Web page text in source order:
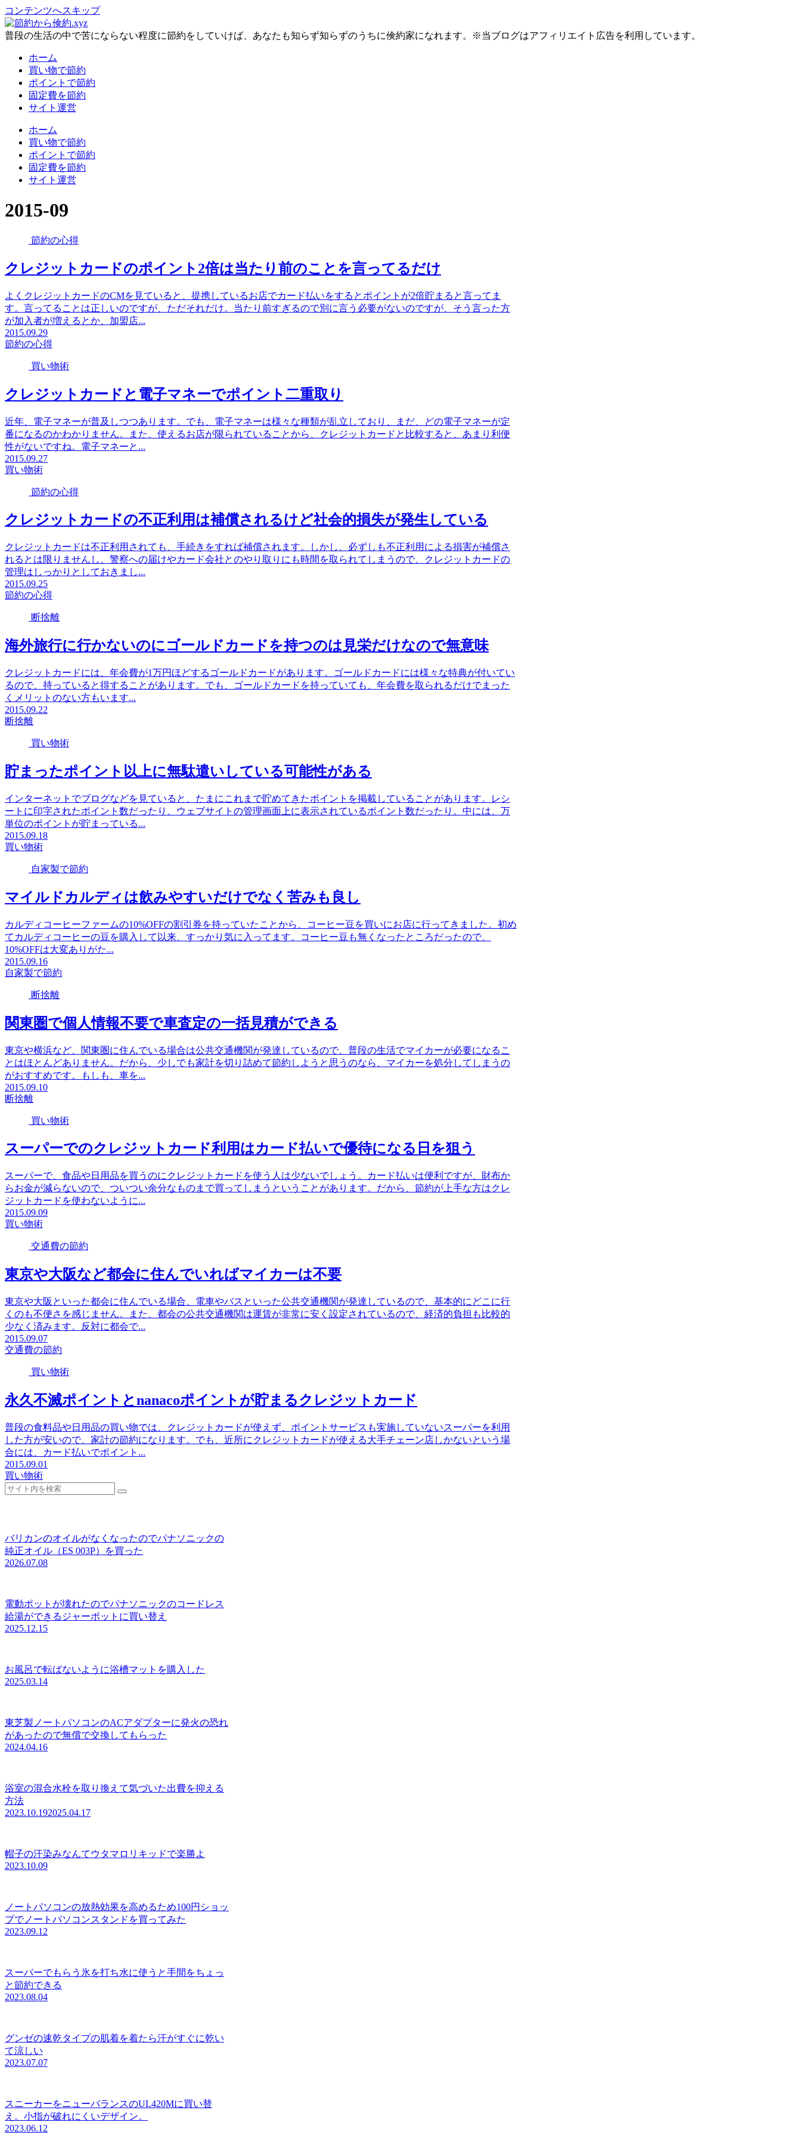
コンテンツへスキップ
普段の生活の中で苦にならない程度に節約をしていけば、あなたも知らず知らずのうちに倹約家になれます。※当ブログはアフィリエイト広告を利用しています。
ホーム
買い物で節約
ポイントで節約
固定費を節約
サイト運営
ホーム
買い物で節約
ポイントで節約
固定費を節約
サイト運営
2015-09
節約の心得
クレジットカードのポイント2倍は当たり前のことを言ってるだけ
よくクレジットカードのCMを見ていると、提携しているお店でカード払いをするとポイントが2倍貯まると言ってま
す。言ってることは正しいのですが、ただそれだけ。当たり前すぎるので別に言う必要がないのですが、そう言った方
が加入者が増えるとか、加盟店...
2015.09.29
節約の心得
買い物術
クレジットカードと電子マネーでポイント二重取り
近年、電子マネーが普及しつつあります。でも、電子マネーは様々な種類が乱立しており、まだ、どの電子マネーが定
番になるのかわかりません。また、使えるお店が限られていることから、クレジットカードと比較すると、あまり利便
性がないですね。電子マネーと...
2015.09.27
買い物術
節約の心得
クレジットカードの不正利用は補償されるけど社会的損失が発生している
クレジットカードは不正利用されても、手続きをすれば補償されます。しかし、必ずしも不正利用による損害が補償さ
れるとは限りませんし、警察への届けやカード会社とのやり取りにも時間を取られてしまうので、クレジットカードの
管理はしっかりとしておきまし...
2015.09.25
節約の心得
断捨離
海外旅行に行かないのにゴールドカードを持つのは見栄だけなので無意味
クレジットカードには、年会費が1万円ほどするゴールドカードがあります。ゴールドカードには様々な特典が付いてい
るので、持っていると得することがあります。でも、ゴールドカードを持っていても、年会費を取られるだけでまった
くメリットのない方もいます...
2015.09.22
断捨離
買い物術
貯まったポイント以上に無駄遣いしている可能性がある
インターネットでブログなどを見ていると、たまにこれまで貯めてきたポイントを掲載していることがあります。レシ
ートに印字されたポイント数だったり、ウェブサイトの管理画面上に表示されているポイント数だったり。中には、万
単位のポイントが貯まっている...
2015.09.18
買い物術
自家製で節約
マイルドカルディは飲みやすいだけでなく苦みも良し
カルディコーヒーファームの10%OFFの割引券を持っていたことから、コーヒー豆を買いにお店に行ってきました。初め
てカルディコーヒーの豆を購入して以来、すっかり気に入ってます。コーヒー豆も無くなったところだったので、
10%OFFは大変ありがた...
2015.09.16
自家製で節約
断捨離
関東圏で個人情報不要で車査定の一括見積ができる
東京や横浜など、関東圏に住んでいる場合は公共交通機関が発達しているので、普段の生活でマイカーが必要になるこ
とはほとんどありません。だから、少しでも家計を切り詰めて節約しようと思うのなら、マイカーを処分してしまうの
がおすすめです。もしも、車を...
2015.09.10
断捨離
買い物術
スーパーでのクレジットカード利用はカード払いで優待になる日を狙う
スーパーで、食品や日用品を買うのにクレジットカードを使う人は少ないでしょう。カード払いは便利ですが、財布か
らお金が減らないので、ついつい余分なものまで買ってしまうということがあります。だから、節約が上手な方はクレ
ジットカードを使わないように...
2015.09.09
買い物術
交通費の節約
東京や大阪など都会に住んでいればマイカーは不要
東京や大阪といった都会に住んでいる場合、電車やバスといった公共交通機関が発達しているので、基本的にどこに行
くのも不便さを感じません。また、都会の公共交通機関は運賃が非常に安く設定されているので、経済的負担も比較的
少なく済みます。反対に都会で...
2015.09.07
交通費の節約
買い物術
永久不滅ポイントとnanacoポイントが貯まるクレジットカード
普段の食料品や日用品の買い物では、クレジットカードが使えず、ポイントサービスも実施していないスーパーを利用
した方が安いので、家計の節約になります。でも、近所にクレジットカードが使える大手チェーン店しかないという場
合には、カード払いでポイント...
2015.09.01
買い物術
バリカンのオイルがなくなったのでパナソニックの
純正オイル（ES 003P）を買った
2026.07.08
電動ポットが壊れたのでパナソニックのコードレス
給湯ができるジャーポットに買い替え
2025.12.15
お風呂で転ばないように浴槽マットを購入した
2025.03.14
東芝製ノートパソコンのACアダプターに発火の恐れ
があったので無償で交換してもらった
2024.04.16
浴室の混合水栓を取り換えて気づいた出費を抑える
方法
2023.10.192025.04.17
帽子の汗染みなんてウタマロリキッドで楽勝よ
2023.10.09
ノートパソコンの放熱効果を高めるため100円ショッ
プでノートパソコンスタンドを買ってみた
2023.09.12
スーパーでもらう氷を打ち水に使うと手間をちょっ
と節約できる
2023.08.04
グンゼの速乾タイプの肌着を着たら汗がすぐに乾い
て涼しい
2023.07.07
スニーカーをニューバランスのUL420Mに買い替
え。小指が破れにくいデザイン。
2023.06.12